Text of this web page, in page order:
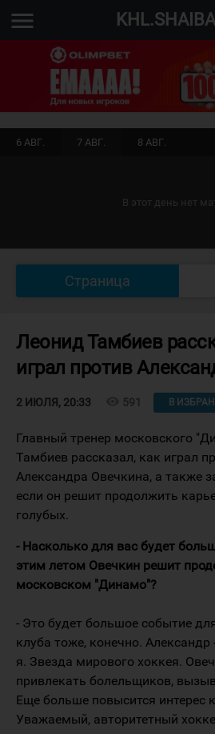
menu
6 АВГ. 7 АВГ. 8 АВГ.
В этот день нет
Страница
Леонид Тамбиев
играл против
2 ИЮЛЯ, 20:33 591 В
Главный тренер московского
Тамбиев рассказал, как играл
Александра Овечкина, а также
если он решит продолжить
голубых.
- Насколько для вас будет
этим летом Овечкин решит
московском "Динамо"?
- Это будет большое событие
клуба тоже, конечно.
я. Звезда мирового хоккея.
привлекать болельщиков,
Еще больше повысится интерес
Уважаемый, авторитетный